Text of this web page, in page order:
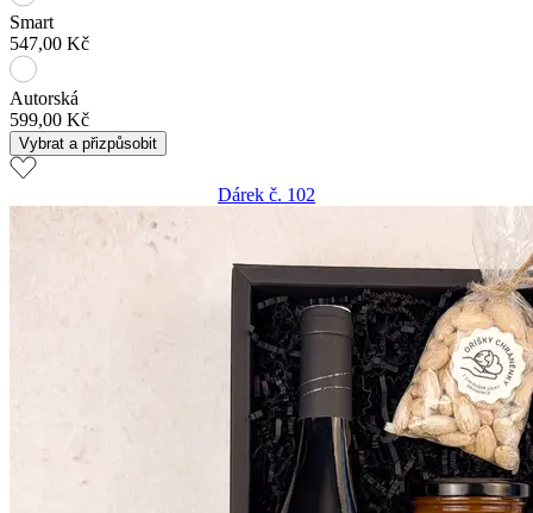
Smart
547,00 Kč
Autorská
599,00 Kč
Vybrat a přizpůsobit
Dárek č. 102